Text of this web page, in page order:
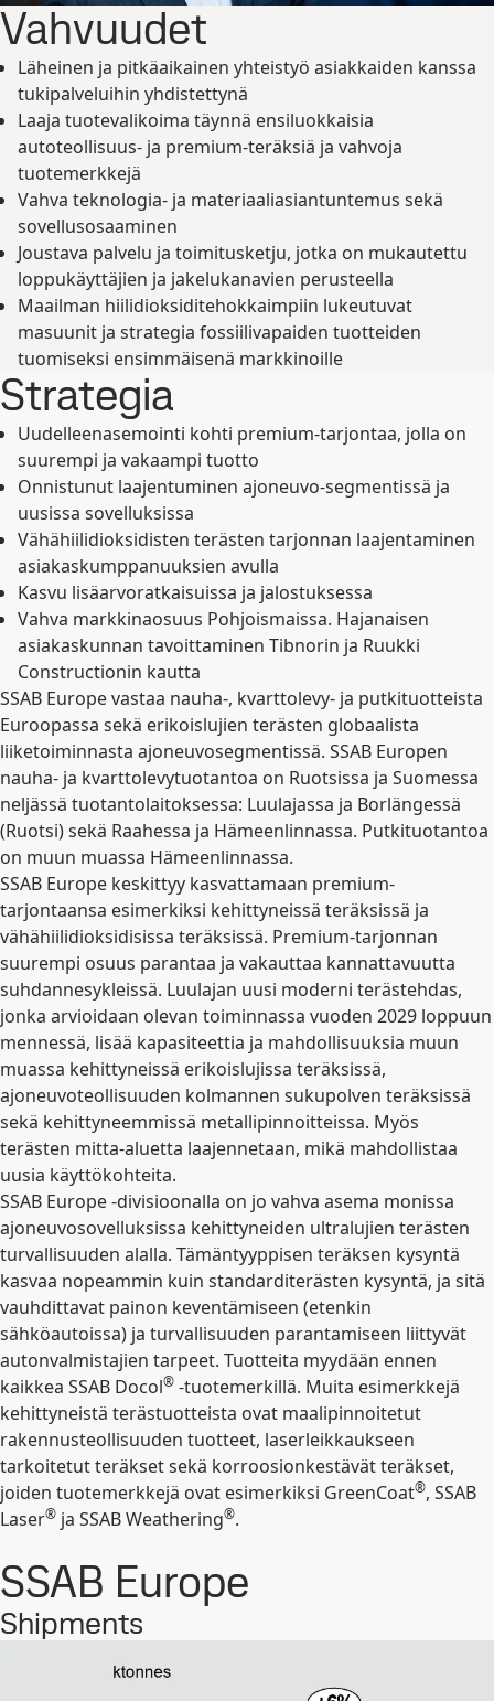
Vahvuudet
Läheinen ja pitkäaikainen yhteistyö asiakkaiden kanssa
tukipalveluihin yhdistettynä
Laaja tuotevalikoima täynnä ensiluokkaisia
autoteollisuus- ja premium-teräksiä ja vahvoja
tuotemerkkejä
Vahva teknologia- ja materiaaliasiantuntemus sekä
sovellusosaaminen
Joustava palvelu ja toimitusketju, jotka on mukautettu
loppukäyttäjien ja jakelukanavien perusteella
Maailman hiilidioksiditehokkaimpiin lukeutuvat
masuunit ja strategia fossiilivapaiden tuotteiden
tuomiseksi ensimmäisenä markkinoille
Strategia
Uudelleenasemointi kohti premium-tarjontaa, jolla on
suurempi ja vakaampi tuotto
Onnistunut laajentuminen ajoneuvo-segmentissä ja
uusissa sovelluksissa
Vähähiilidioksidisten terästen tarjonnan laajentaminen
asiakaskumppanuuksien avulla
Kasvu lisäarvoratkaisuissa ja jalostuksessa
Vahva markkinaosuus Pohjoismaissa. Hajanaisen
asiakaskunnan tavoittaminen Tibnorin ja Ruukki
Constructionin kautta
SSAB Europe vastaa nauha-, kvarttolevy- ja putkituotteista
Euroopassa sekä erikoislujien terästen globaalista
liiketoiminnasta ajoneuvosegmentissä. SSAB Europen
nauha- ja kvarttolevytuotantoa on Ruotsissa ja Suomessa
neljässä tuotantolaitoksessa: Luulajassa ja Borlängessä
(Ruotsi) sekä Raahessa ja Hämeenlinnassa. Putkituotantoa
on muun muassa Hämeenlinnassa.
SSAB Europe keskittyy kasvattamaan premium-
tarjontaansa esimerkiksi kehittyneissä teräksissä ja
vähähiilidioksidisissa teräksissä. Premium-tarjonnan
suurempi osuus parantaa ja vakauttaa kannattavuutta
suhdannesykleissä. Luulajan uusi moderni terästehdas,
jonka arvioidaan olevan toiminnassa vuoden 2029 loppuun
mennessä, lisää kapasiteettia ja mahdollisuuksia muun
muassa kehittyneissä erikoislujissa teräksissä,
ajoneuvoteollisuuden kolmannen sukupolven teräksissä
sekä kehittyneemmissä metallipinnoitteissa. Myös
terästen mitta-aluetta laajennetaan, mikä mahdollistaa
uusia käyttökohteita.
SSAB Europe -divisioonalla on jo vahva asema monissa
ajoneuvosovelluksissa kehittyneiden ultralujien terästen
turvallisuuden alalla. Tämäntyyppisen teräksen kysyntä
kasvaa nopeammin kuin standarditerästen kysyntä, ja sitä
vauhdittavat painon keventämiseen (etenkin
sähköautoissa) ja turvallisuuden parantamiseen liittyvät
autonvalmistajien tarpeet. Tuotteita myydään ennen
kaikkea SSAB Docol® -tuotemerkillä. Muita esimerkkejä
kehittyneistä terästuotteista ovat maalipinnoitetut
rakennusteollisuuden tuotteet, laserleikkaukseen
tarkoitetut teräkset sekä korroosionkestävät teräkset,
joiden tuotemerkkejä ovat esimerkiksi GreenCoat®, SSAB
Laser® ja SSAB Weathering®.
SSAB Europe
Shipments